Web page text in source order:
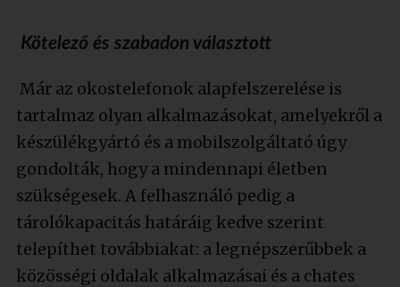
Kötelező és szabadon választott
Már az okostelefonok alapfelszerelése is
tartalmaz olyan alkalmazásokat, amelyekről a
készülékgyártó és a mobilszolgáltató úgy
gondolták, hogy a mindennapi életben
szükségesek. A felhasználó pedig a
tárolókapacitás határáig kedve szerint
telepíthet továbbiakat: a legnépszerűbbek a
közösségi oldalak alkalmazásai és a chates